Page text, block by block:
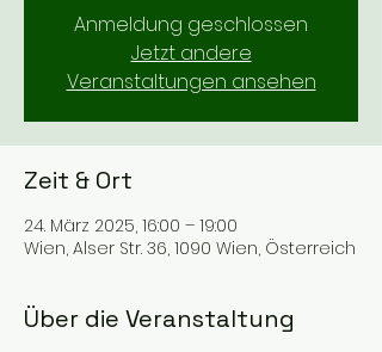
Anmeldung geschlossen
Jetzt andere
Veranstaltungen ansehen
Zeit & Ort
24. März 2025, 16:00 – 19:00
Wien, Alser Str. 36, 1090 Wien, Österreich
Über die Veranstaltung